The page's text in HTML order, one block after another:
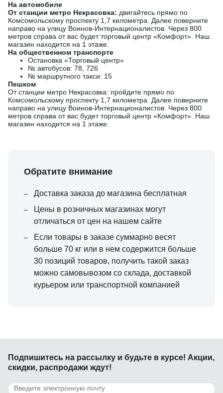
На автомобиле
От станции метро Некрасовка: двигайтесь прямо по
Комсомольскому проспекту 1,7 километра. Далее поверните
направо на улицу Воинов-Интернационалистов. Через 800
метров справа от вас будет торговый центр «Комфорт». Наш
магазин находится на 1 этаже.
На общественном транспорте
Остановка «Торговый центр»
№ автобусов: 78, 726
№ маршрутного такси: 15
Пешком
От станции метро Некрасовка: пройдите прямо по
Комсомольскому проспекту 1,7 километра. Далее поверните
направо на улицу Воинов-Интернационалистов. Через 800
метров справа от вас будет торговый центр «Комфорт». Наш
магазин находится на 1 этаже.
Обратите внимание
Доставка заказа до магазина бесплатная
Цены в розничных магазинах могут
отличаться от цен на нашем сайте
Если товары в заказе суммарно весят
больше 70 кг или в нем содержится больше
30 позиций товаров, получить такой заказ
можно самовывозом со склада, доставкой
курьером или транспортной компанией
Подпишитесь на рассылку и будьте в курсе! Акции,
скидки, распродажи ждут!